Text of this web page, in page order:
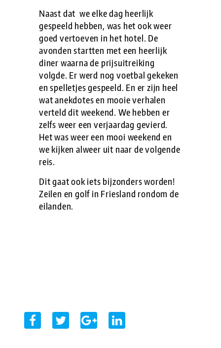
Naast dat we elke dag heerlijk
gespeeld hebben, was het ook weer
goed vertoeven in het hotel. De
avonden startten met een heerlijk
diner waarna de prijsuitreiking
volgde. Er werd nog voetbal gekeken
en spelletjes gespeeld. En er zijn heel
wat anekdotes en mooie verhalen
verteld dit weekend. We hebben er
zelfs weer een verjaardag gevierd.
Het was weer een mooi weekend en
we kijken alweer uit naar de volgende
reis.
Dit gaat ook iets bijzonders worden!
Zeilen en golf in Friesland rondom de
eilanden.